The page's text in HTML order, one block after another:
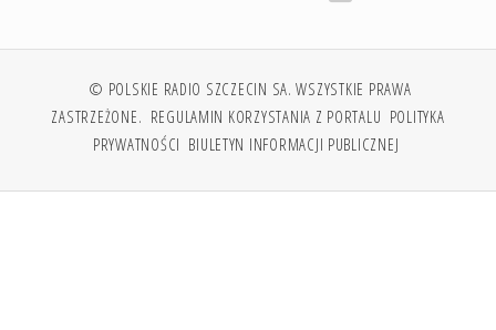
© POLSKIE RADIO SZCZECIN SA. WSZYSTKIE PRAWA
ZASTRZEŻONE. REGULAMIN KORZYSTANIA Z PORTALU POLITYKA
PRYWATNOŚCI BIULETYN INFORMACJI PUBLICZNEJ